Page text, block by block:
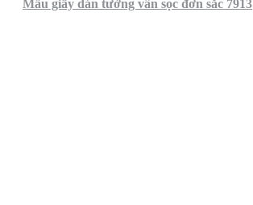
Mẫu giấy dán tường vân sọc đơn sắc 7913